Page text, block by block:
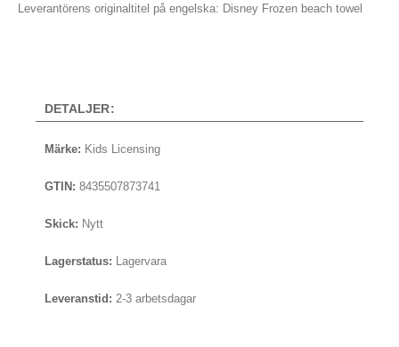
Leverantörens originaltitel på engelska: Disney Frozen beach towel
DETALJER:
Märke: Kids Licensing
GTIN: 8435507873741
Skick: Nytt
Lagerstatus: Lagervara
Leveranstid: 2-3 arbetsdagar